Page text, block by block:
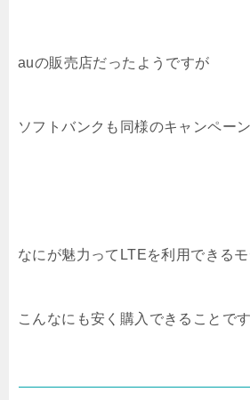
auの販売店だったようですが
ソフトバンクも同様のキャンペー
なにが魅力ってLTEを利用できる
こんなにも安く購入できることで